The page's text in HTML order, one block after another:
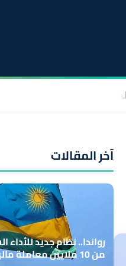
آخر المقالات
رواندا.. نظام جديد
من 10 ملايين